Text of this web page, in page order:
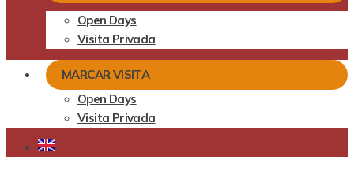
Open Days
Visita Privada
MARCAR VISITA
Open Days
Visita Privada